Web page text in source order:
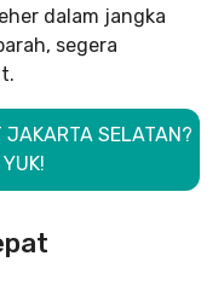
dalam jangka
segera
JAKARTA SELATAN?